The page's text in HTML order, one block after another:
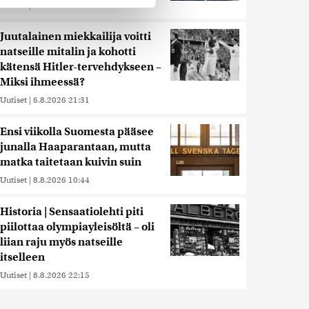
alan
tietoja muihin tietoihin, joita
siirtää ulkomaille.
Juutalainen miekkailija voitti
natseille mitalin ja kohotti
kätensä Hitler-tervehdykseen –
Miksi ihmeessä?
Uutiset | 6.8.2026 21:31
Ensi viikolla Suomesta pääsee
junalla Haaparantaan, mutta
matka taitetaan kuivin suin
Uutiset | 8.8.2026 10:44
Historia | Sensaatiolehti piti
piilottaa olympiayleisöltä – oli
liian raju myös natseille
itselleen
Uutiset | 8.8.2026 22:15